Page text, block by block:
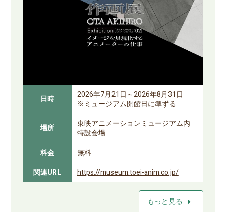
日時
2026年7月21日～2026年8月31日
※ミュージアム開館日に準ずる
場所
東映アニメーションミュージアム内
特設会場
料金
無料
関連URL
https://museum.toei-anim.co.jp/
もっと見る arrow_right